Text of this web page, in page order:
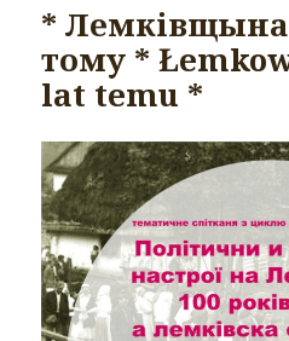
* Лемківщына
тому *
lat temu *